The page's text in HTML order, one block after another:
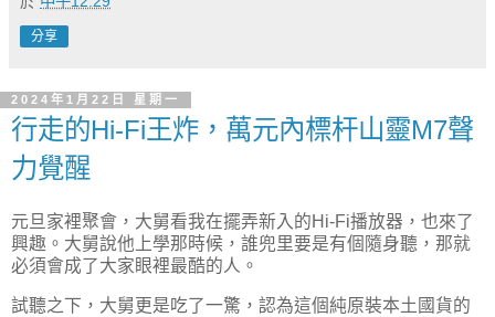
分享
2024年1月22日 星期一
行走的Hi-Fi王炸，萬元內標杆山靈M7聲
力覺醒
元旦家裡聚會，大舅看我在擺弄新入的Hi-Fi播放器，也來了
興趣。大舅說他上學那時候，誰兜里要是有個隨身聽，那就
必須會成了大家眼裡最酷的人。
試聽之下，大舅更是吃了一驚，認為這個純原裝本土國貨的